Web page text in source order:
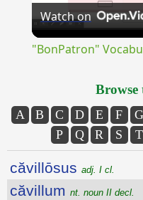
Watch on
"BonPatron"
A B C D E F G
P
Q R S T
căvillōsus adj. I cl.
căvillum nt. noun II decl.